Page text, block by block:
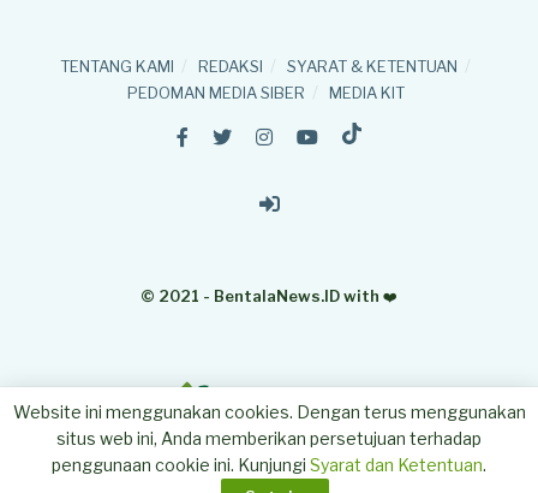
TENTANG KAMI REDAKSI
SYARAT & KETENTUAN
PEDOMAN MEDIA SIBER
MEDIA KIT
© 2021 - BentalaNews.ID with ❤️
Website ini menggunakan cookies. Dengan terus menggunakan
situs web ini, Anda memberikan persetujuan terhadap
penggunaan cookie ini. Kunjungi Syarat dan Ketentuan.